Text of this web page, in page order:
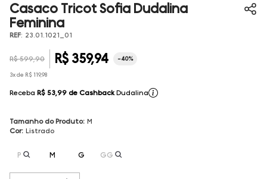
Casaco Tricot Sofia Dudalina
Feminina
REF: 23.01.1021_01
R$ 599,90 R$ 359,94 -40%
3x de R$ 119,98
Receba R$ 53,99 de Cashback Dudalina
Tamanho do Produto: M
Cor: Listrado
P M G GG